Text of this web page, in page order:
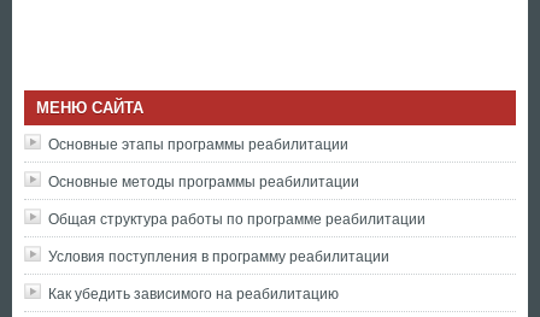
МЕНЮ САЙТА
Основные этапы программы реабилитации
Основные методы программы реабилитации
Общая структура работы по программе реабилитации
Условия поступления в программу реабилитации
Как убедить зависимого на реабилитацию